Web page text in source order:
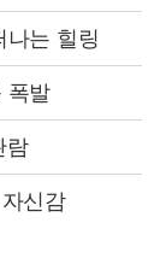
나는 힐링
폭발
람
신감